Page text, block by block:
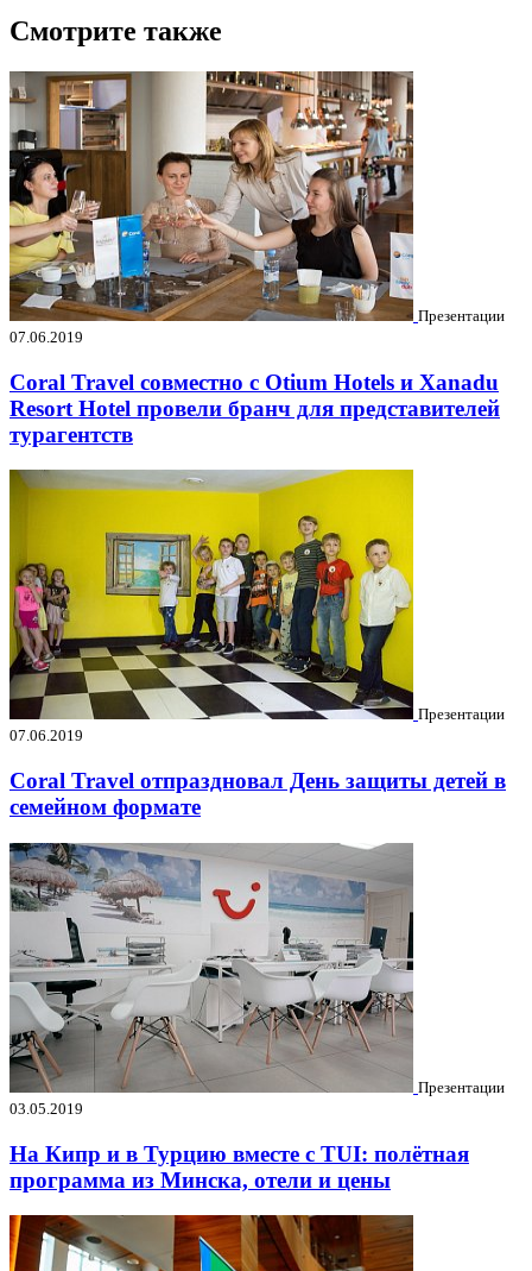
Смотрите также
Презентации
07.06.2019
Coral Travel совместно с Otium Hotels и Xanadu
Resort Hotel провели бранч для представителей
турагентств
Презентации
07.06.2019
Coral Travel отпраздновал День защиты детей в
семейном формате
Презентации
03.05.2019
На Кипр и в Турцию вместе с TUI: полётная
программа из Минска, отели и цены